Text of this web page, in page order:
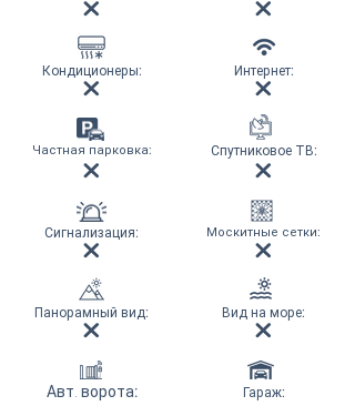
Кондиционеры:
Частная парковка:
Сигнализация:
Панорамный вид:
Авт. ворота:
Интернет:
Спутниковое ТВ:
Москитные сетки:
Вид на море:
Гараж: